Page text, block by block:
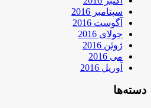
سپتامبر 2016
آگوست 2016
جولای 2016
ژوئن 2016
می 2016
آوریل 2016
دسته‌ها